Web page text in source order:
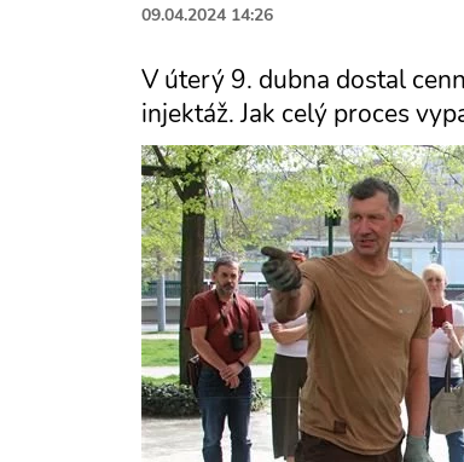
09.04.2024 14:26
V úterý 9. dubna dostal
injektáž. Jak celý proces